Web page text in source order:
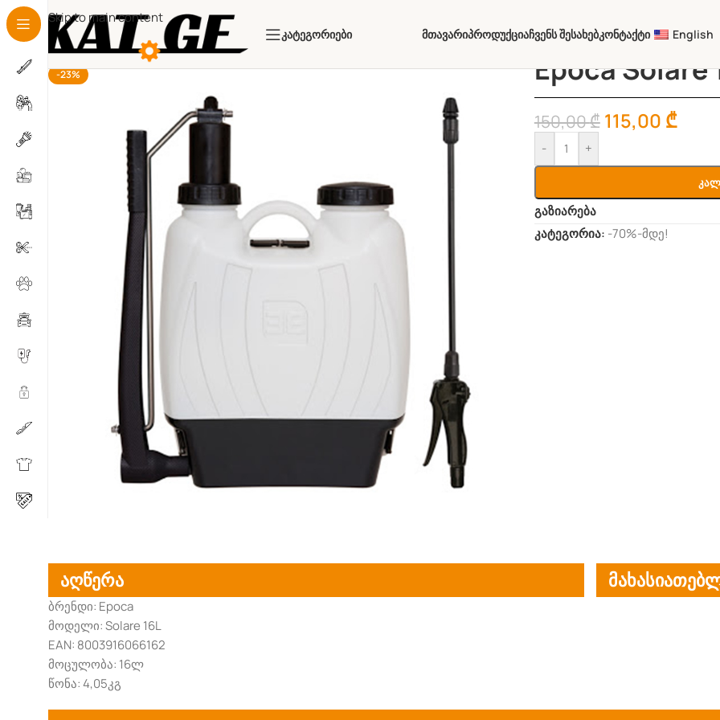
Skip to main content
Კატეგორიები ᲛთავარიᲞროდუქციაᲩვენს ᲨესახებᲙონტაქტი English
-23% Epoca Solare
150,00₾ 115,00 ₾
- +
გაზიარება
კატეგორია: -70%-მდე!
აღწერა
ბრენდი: Epoca
მოდელი: Solare 16L
EAN: 8003916066162
მოცულობა: 16ლ
წონა: 4,05კგ